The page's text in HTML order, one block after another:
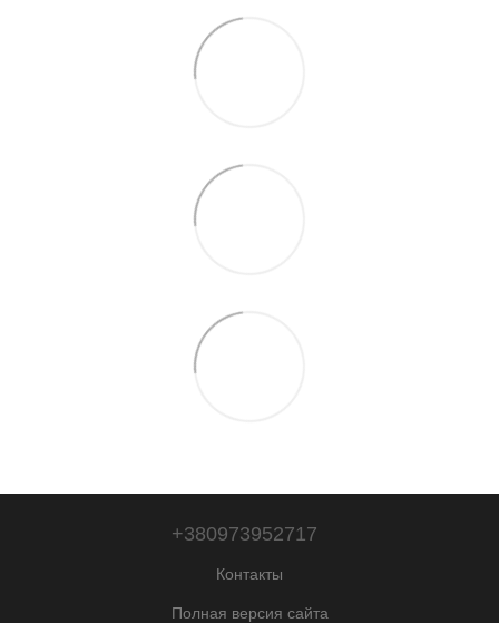
+380973952717
Контакты
Полная версия сайта